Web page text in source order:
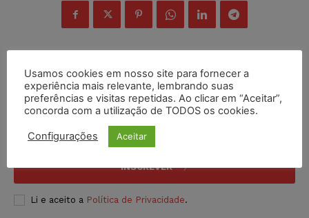
Inscreva-se
INSCREVER
Li e aceito a Política de Privacidade.
Usamos cookies em nosso site para fornecer a
experiência mais relevante, lembrando suas
preferências e visitas repetidas. Ao clicar em “Aceitar”,
concorda com a utilização de TODOS os cookies.
Configurações Aceitar